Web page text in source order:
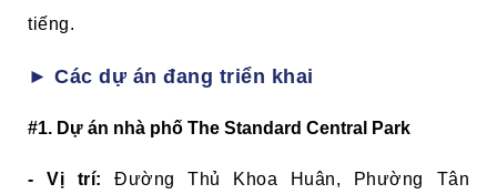
tiếng.
► Các dự án đang triển khai
#1. Dự án nhà phố The Standard Central Park
- Vị trí:Đường Thủ Khoa Huân, Phường Tân